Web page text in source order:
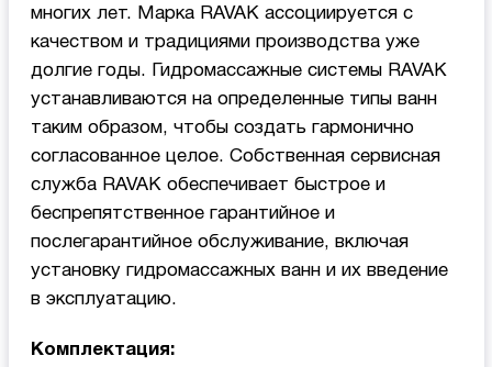
многих лет. Марка RAVAK ассоциируется с
качеством и традициями производства уже
долгие годы. Гидромассажные системы RAVAK
устанавливаются на определенные типы ванн
таким образом, чтобы создать гармонично
согласованное целое. Собственная сервисная
служба RAVAK обеспечивает быстрое и
беспрепятственное гарантийное и
послегарантийное обслуживание, включая
установку гидромассажных ванн и их введение
в эксплуатацию.
Комплектация: